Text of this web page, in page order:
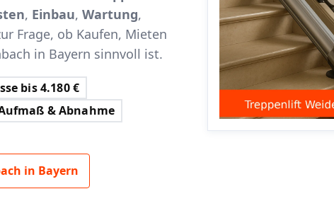
, Einbau, Wartung,
Frage, ob Kaufen, Mieten
in Bayern sinnvoll ist.
bis 4.180 €
& Abnahme
in Bayern